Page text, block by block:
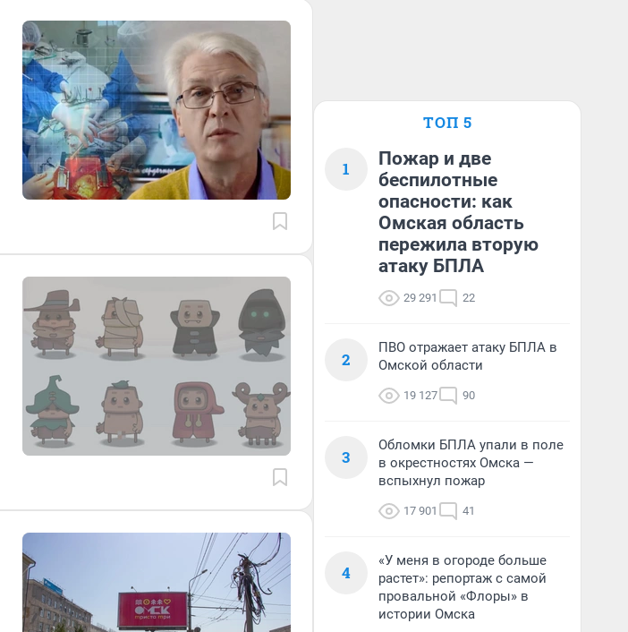
ТОП 5
1
Пожар и две
беспилотные
опасности: как
Омская область
пережила вторую
атаку БПЛА
29 291 22
2
ПВО отражает атаку БПЛА в
Омской области
19 127 90
3
Обломки БПЛА упали в поле
в окрестностях Омска —
вспыхнул пожар
17 901 41
4
«У меня в огороде больше
растет»: репортаж с самой
провальной «Флоры» в
истории Омска